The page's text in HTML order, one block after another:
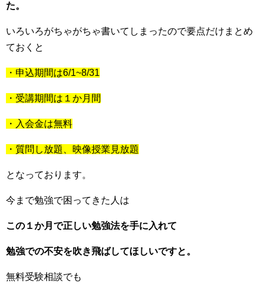
た。
いろいろがちゃがちゃ書いてしまったので要点だけまとめ
ておくと
・申込期間は6/1~8/31
・受講期間は１か月間
・入会金は無料
・質問し放題、映像授業見放題
となっております。
今まで勉強で困ってきた人は
この１か月で正しい勉強法を手に入れて
勉強での不安を吹き飛ばしてほしいですと。
無料受験相談でも